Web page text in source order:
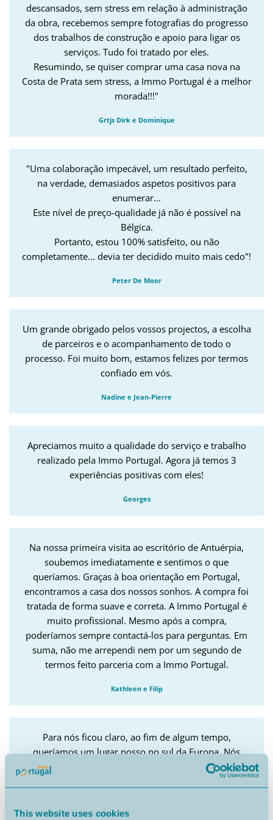
This website uses cookies
descansados, sem stress em relação à administração
da obra, recebemos sempre fotografias do progresso
dos trabalhos de construção e apoio para ligar os
serviços. Tudo foi tratado por eles.
Resumindo, se quiser comprar uma casa nova na
Costa de Prata sem stress, a Immo Portugal é a melhor
morada!!!"
Grtjs Dirk e Dominique
"Uma colaboração impecável, um resultado perfeito,
na verdade, demasiados aspetos positivos para
enumerar...
Este nível de preço-qualidade já não é possível na
Bélgica.
Portanto, estou 100% satisfeito, ou não
completamente... devia ter decidido muito mais cedo"!
Peter De Moor
Um grande obrigado pelos vossos projectos, a escolha
de parceiros e o acompanhamento de todo o
processo. Foi muito bom, estamos felizes por termos
confiado em vós.
Nadine e Jean-Pierre
Apreciamos muito a qualidade do serviço e trabalho
realizado pela Immo Portugal. Agora já temos 3
experiências positivas com eles!
Georges
Na nossa primeira visita ao escritório de Antuérpia,
soubemos imediatamente e sentimos o que
queríamos. Graças à boa orientação em Portugal,
encontramos a casa dos nossos sonhos. A compra foi
tratada de forma suave e correta. A Immo Portugal é
muito profissional. Mesmo após a compra,
poderíamos sempre contactá-los para perguntas. Em
suma, não me arrependi nem por um segundo de
termos feito parceria com a Immo Portugal.
Kathleen e Filip
Para nós ficou claro, ao fim de algum tempo,
queríamos um lugar nosso no sul da Europa. Nós
procuramos durante anos. Um dia lemos no jornal
que havia uma Exposição de imobiliárias para
de semana e por coincidência também trouxemos um